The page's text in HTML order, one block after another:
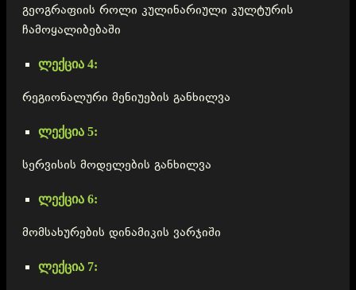
გეოგრაფიის როლი კულინარიული კულტურის
ჩამოყალიბებაში
ლექცია 4:
რეგიონალური მენიუების განხილვა
ლექცია 5:
სერვისის მოდელების განხილვა
ლექცია 6:
მომსახურების დინამიკის ვარჯიში
ლექცია 7: